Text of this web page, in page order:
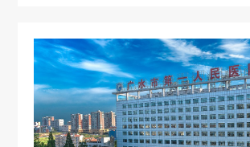
为老人查体。&nbsp;&nbsp;&nbsp;&nbsp;
&nbsp;&nbsp;腊月二十六，市一医院医务科组
织心血管、消化内科、康复等专业的专家一行
五人再次到家中探望和慰问王国清老人。老人
虽已87岁高龄，患有“冠心病、心肌梗塞、消化
道出血”等多种疾病，但精神矍铄，语言流畅，